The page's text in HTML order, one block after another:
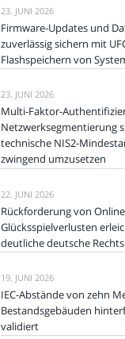
23. JUNI 2026
Firmware-Updates und
zuverlässig sichern mit
Flashspeichern von
23. JUNI 2026
Multi-Faktor-
Netzwerksegmentierung
technische NIS2-
zwingend umzusetzen
22. JUNI 2026
Rückforderung von
Glücksspielverlusten
deutliche deutsche
19. JUNI 2026
IEC-Abstände von zehn
Bestandsgebäuden
validiert